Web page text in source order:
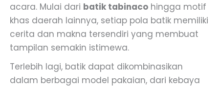
acara. Mulai dari batik tabinaco hingga motif
khas daerah lainnya, setiap pola batik memiliki
cerita dan makna tersendiri yang membuat
tampilan semakin istimewa.
Terlebih lagi, batik dapat dikombinasikan
dalam berbagai model pakaian, dari kebaya